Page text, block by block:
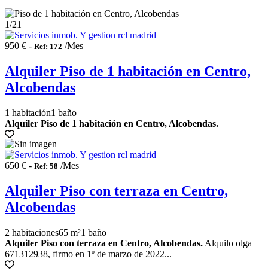
1/21
950 € - Ref: 172 /Mes
Alquiler Piso de 1 habitación en Centro,
Alcobendas
1 habitación1 baño
Alquiler Piso de 1 habitación en Centro, Alcobendas.
650 € - Ref: 58 /Mes
Alquiler Piso con terraza en Centro,
Alcobendas
2 habitaciones65 m²1 baño
Alquiler Piso con terraza en Centro, Alcobendas. Alquilo olga
671312938, firmo en 1º de marzo de 2022...